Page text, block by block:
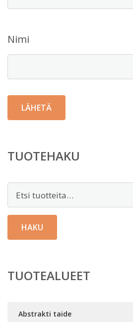
Nimi
TUOTEHAKU
HAKU
TUOTEALUEET
Abstrakti taide